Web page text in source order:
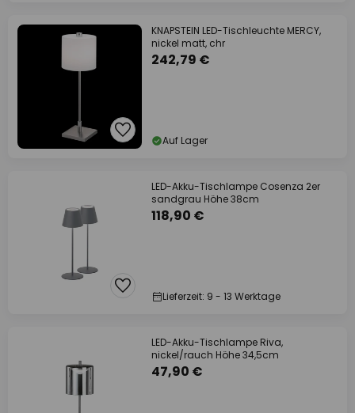
KNAPSTEIN LED-Tischleuchte MERCY,
nickel matt, chr
242,79 €
Auf Lager
LED-Akku-Tischlampe Cosenza 2er
sandgrau Höhe 38cm
118,90 €
Lieferzeit: 9 - 13 Werktage
LED-Akku-Tischlampe Riva,
nickel/rauch Höhe 34,5cm
47,90 €